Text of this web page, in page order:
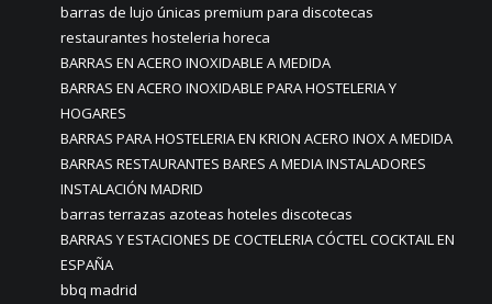
barras de lujo únicas premium para discotecas
restaurantes hosteleria horeca
BARRAS EN ACERO INOXIDABLE A MEDIDA
BARRAS EN ACERO INOXIDABLE PARA HOSTELERIA Y
HOGARES
BARRAS PARA HOSTELERIA EN KRION ACERO INOX A MEDIDA
BARRAS RESTAURANTES BARES A MEDIA INSTALADORES
INSTALACIÓN MADRID
barras terrazas azoteas hoteles discotecas
BARRAS Y ESTACIONES DE COCTELERIA CÓCTEL COCKTAIL EN
ESPAÑA
bbq madrid